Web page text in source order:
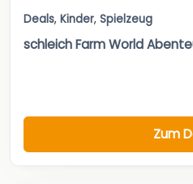
Deals, Kinder, Spielzeug
schleich Farm World
Zum